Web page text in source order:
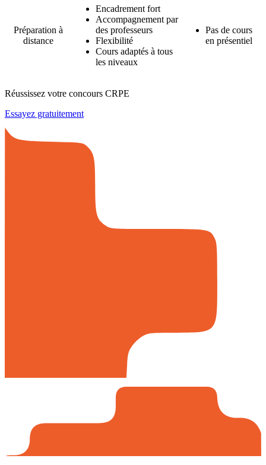
Préparation à
distance
Encadrement fort
Accompagnement par
des professeurs
Flexibilité
Cours adaptés à tous
les niveaux
Pas de cours
en présentiel
Réussissez votre concours CRPE
Essayez gratuitement